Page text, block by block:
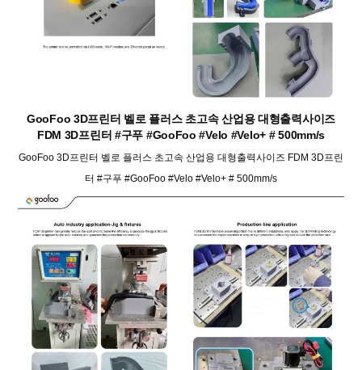
GooFoo 3D프린터 벨로 플러스 초고속 산업용 대형출력사이즈
FDM 3D프린터 #구푸 #GooFoo #Velo #Velo+ # 500mm/s
GooFoo 3D프린터 벨로 플러스 초고속 산업용 대형출력사이즈 FDM 3D프린
터 #구푸 #GooFoo #Velo #Velo+ # 500mm/s